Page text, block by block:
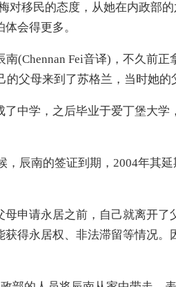
移民的态度，从她在内政部的
会得更多。
Fei音译)，不久前正
的父母来到了苏格兰，当时她的
学，之后毕业于爱丁堡大学
辰南的签证到期，2004年其延
请永居之前，自己就离开了
获得永居权、非法滞留等情况。